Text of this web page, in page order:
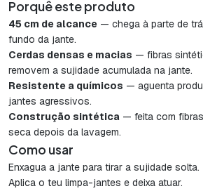
Porquê este produto
45 cm de alcance — chega à parte de
fundo da jante.
Cerdas densas e macias — fibras
removem a sujidade acumulada na jante.
Resistente a químicos — aguenta
jantes agressivos.
Construção sintética — feita com
seca depois da lavagem.
Como usar
Enxagua a jante para tirar a sujidade solta.
Aplica o teu limpa-jantes e deixa atuar.